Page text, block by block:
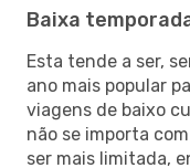
Baixa
Esta tende a ser,
ano mais popular
viagens de baixo
não se importa
ser mais limitada,